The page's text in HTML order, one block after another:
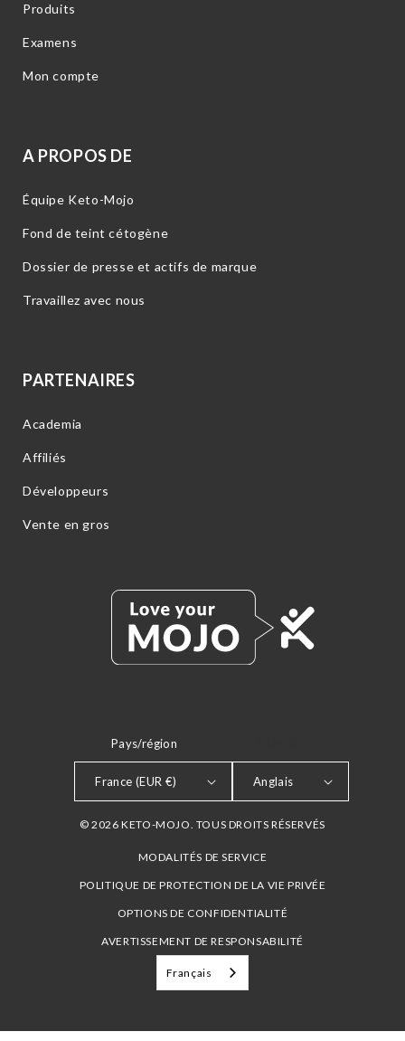
Produits
Examens
Mon compte
A PROPOS DE
Équipe Keto-Mojo
Fond de teint cétogène
Dossier de presse et actifs de marque
Travaillez avec nous
PARTENAIRES
Academia
Affiliés
Développeurs
Vente en gros
Pays/région
France (EUR €) Anglais
© 2026 KETO-MOJO. TOUS DROITS RÉSERVÉS
MODALITÉS DE SERVICE
POLITIQUE DE PROTECTION DE LA VIE PRIVÉE
OPTIONS DE CONFIDENTIALITÉ
AVERTISSEMENT DE RESPONSABILITÉ
Français